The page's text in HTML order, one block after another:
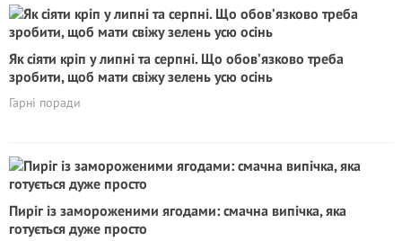
Як сіяти кріп у липні та серпні. Що обов’язково треба
зробити, щоб мати свіжу зелень усю осінь
Гарні поради
Пиріг із замороженими ягодами: смачна випічка, яка
готується дуже просто